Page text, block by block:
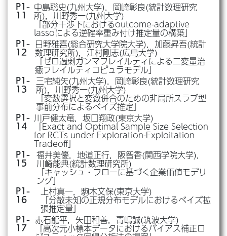
P1-
11
中島聡史(九州大学)，岡崎彰良(統計数理研究
所)，川野秀一(九州大学)
「部分干渉下におけるoutcome-adaptive
lassoによる逆確率重み付け推定量の構築」
P1-
12
日野雅喜(総合研究大学院大学)，加藤昇吾(統計
数理研究所)，江村剛志(広島大学)
「ゼロ過剰ガンマフレイルティによる二変量治
癒フレイルティコピュラモデル」
P1-
13
三宅純矢(九州大学)，岡崎彰良(統計数理研究
所)，川野秀一(九州大学)
「変数選択と変数併合のための非局所スラブ型
事前分布によるベイズ推定」
P1-
14
川戸健太竜，坂口翔政(東京大学)
「Exact and Optimal Sample Size Selection
for RCTs under Exploration-Exploitation
Tradeoff」
P1-
15
福井美優，地道正行，阪智香(関西学院大学)，
川崎能典(統計数理研究所)
「キャッシュ・フローに基づく企業価値モデリ
ング」
P1-
16
上村真一，駒木文保(東京大学)
「分散未知の正規分布モデルにおけるベイズ拡
張推定量」
P1-
17
赤石龍平，矢田和善，青嶋誠(筑波大学)
「高次元小標本データにおけるバイアス補正ロ